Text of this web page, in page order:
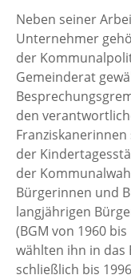
Neben seiner
Unternehmer
der
Gemeinderat
den
der
der
Bürgerinnen und
langjährigen
(BGM von 1960
wählten ihn in
schließlich bis